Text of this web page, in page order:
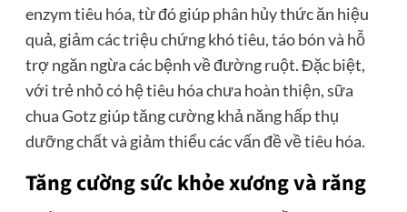
enzym tiêu hóa, từ đó giúp phân hủy thức ăn hiệu
quả, giảm các triệu chứng khó tiêu, táo bón và hỗ
trợ ngăn ngừa các bệnh về đường ruột. Đặc biệt,
với trẻ nhỏ có hệ tiêu hóa chưa hoàn thiện, sữa
chua Gotz giúp tăng cường khả năng hấp thụ
dưỡng chất và giảm thiểu các vấn đề về tiêu hóa.
Tăng cường sức khỏe xương và răng